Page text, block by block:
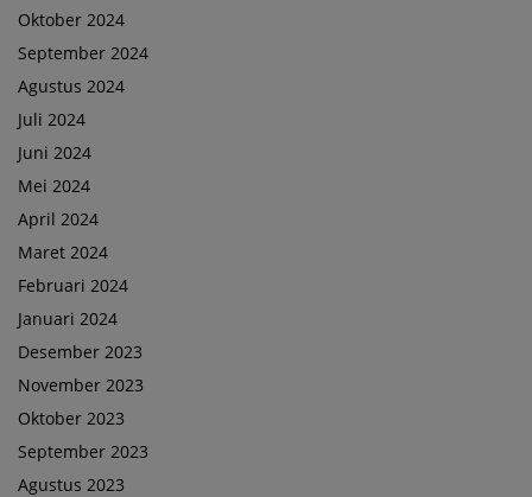
Oktober 2024
September 2024
Agustus 2024
Juli 2024
Juni 2024
Mei 2024
April 2024
Maret 2024
Februari 2024
Januari 2024
Desember 2023
November 2023
Oktober 2023
September 2023
Agustus 2023